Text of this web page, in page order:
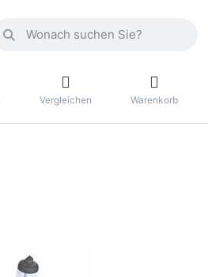
Vergleichen Warenkorb